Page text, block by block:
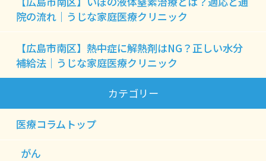
院の流れ｜うじな家庭医療クリニック
【広島市南区】熱中症に解熱剤はNG？正しい水分
補給法｜うじな家庭医療クリニック
カテゴリー
医療コラムトップ
がん